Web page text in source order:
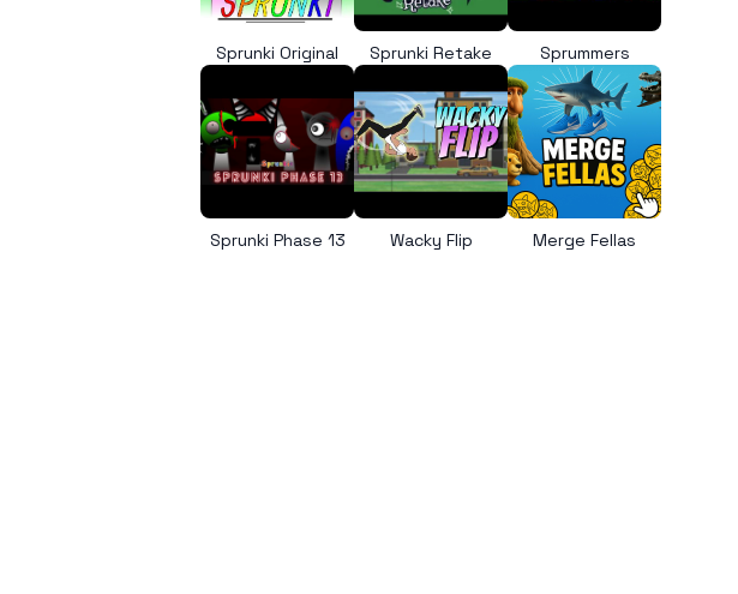
Sprunki Original Sprunki Retake Sprummers
Sprunki Phase 13 Wacky Flip Merge Fellas